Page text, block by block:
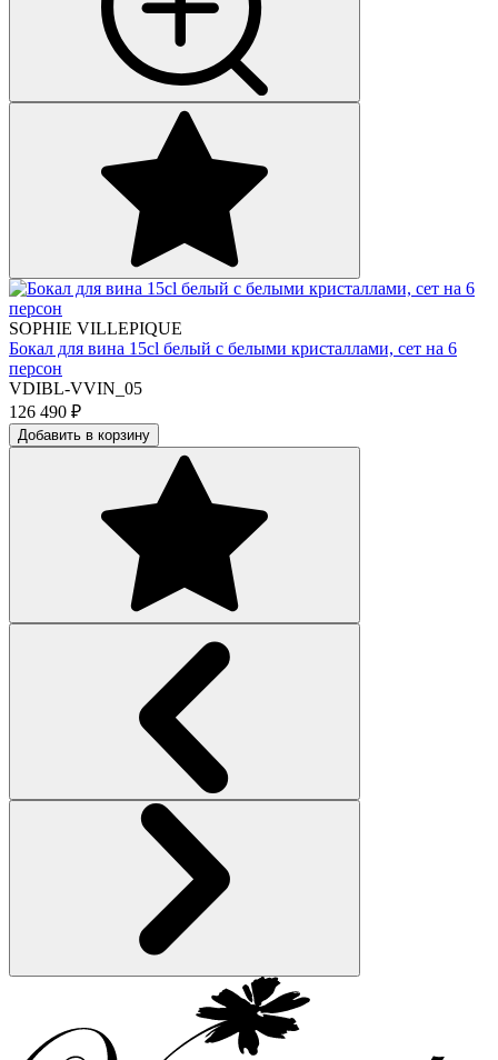
SOPHIE VILLEPIQUE
Бокал для вина 15cl белый с белыми кристаллами, сет на 6
персон
VDIBL-VVIN_05
126 490 ₽
Добавить в корзину